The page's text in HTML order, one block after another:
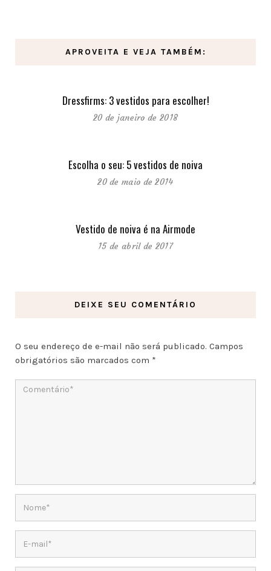
APROVEITA E VEJA TAMBÉM:
Dressfirms: 3 vestidos para escolher!
20 de janeiro de 2018
Escolha o seu: 5 vestidos de noiva
20 de maio de 2014
Vestido de noiva é na Airmode
15 de abril de 2017
DEIXE SEU COMENTÁRIO
O seu endereço de e-mail não será publicado. Campos
obrigatórios são marcados com *